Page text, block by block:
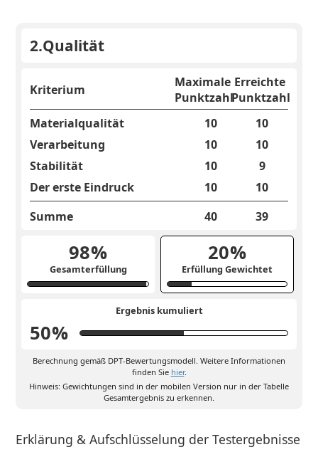
2.Qualität
Kriterium
Maximale
Punktzahl
Erreichte
Punktzahl
Materialqualität
10
10
Verarbeitung
10
10
Stabilität
10
9
Der erste Eindruck
10
10
Summe
40 39
98%
Gesamterfüllung
20%
Erfüllung Gewichtet
Ergebnis kumuliert
50%
Berechnung gemäß DPT-Bewertungsmodell. Weitere Informationen
finden Sie hier.
Hinweis: Gewichtungen sind in der mobilen Version nur in der Tabelle
Gesamtergebnis zu erkennen.
Erklärung & Aufschlüsselung der Testergebnisse